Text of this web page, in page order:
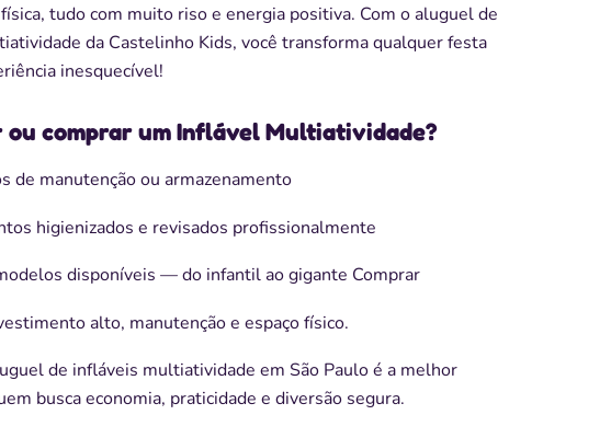
tudo com muito riso e energia positiva. Com o aluguel de
da Castelinho Kids, você transforma qualquer festa
inesquecível!
ou comprar um Inflável Multiatividade?
de manutenção ou armazenamento
higienizados e revisados profissionalmente
disponíveis — do infantil ao gigante Comprar
alto, manutenção e espaço físico.
de infláveis multiatividade em São Paulo é a melhor
busca economia, praticidade e diversão segura.